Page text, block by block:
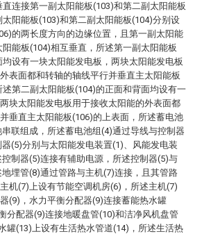
连接第一副太阳能板(103)和第二副太阳能板
阳能板(103)和第二副太阳能板(104)分别设
的两长度方向的边缘位置，且第一副太阳能
能板(104)相互垂直，所述第一副太阳能板
设有一块太阳能发电板，两块太阳能发电板
表面都和转轴的轴线平行并垂直主太阳能板
第二副太阳能板(104)的正面和背面均设有一
块太阳能发电板用于接收太阳能的外表面都
垂直主太阳能板(106)的上表面，所述蓄电池
联组成，所述蓄电池组(4)通过导线与控制器
(5)分别与太阳能发电装置(1)、风能发电装
制器(5)连接有辅助电源，所述控制器(5)与
埋管(8)通过管路与主机(7)连接，且其管路
机(7)上设有节能空调机房(6)，所述主机(7)
(9)，水力平衡分配器(9)连接蓄能热水罐
分配器(9)连接地暖盘管(10)和洁净风机盘管
罐(13)上设有生活热水管道(14)，所述生活热